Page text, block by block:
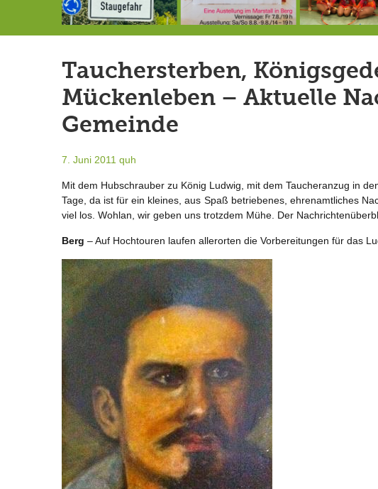
Tauchersterben,
Mückenleben – Aktuelle
Gemeinde
7. Juni 2011 quh
Mit dem Hubschrauber zu König Ludwig, mit dem Taucheranzug in
Tage, da ist für ein kleines, aus Spaß betriebenes, ehrenamtliches
viel los. Wohlan, wir geben uns trotzdem Mühe. Der
Berg – Auf Hochtouren laufen allerorten die Vorbereitungen für das